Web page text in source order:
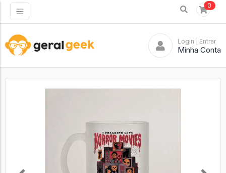
0
Login | Entrar
Minha Conta